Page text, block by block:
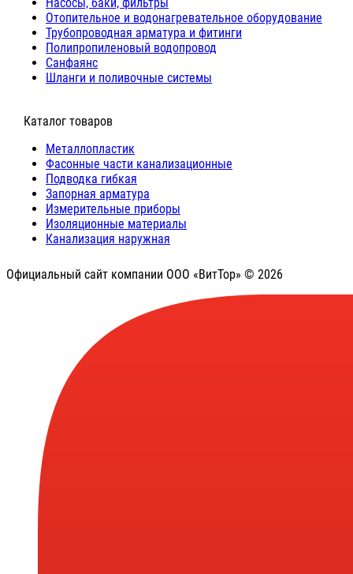
Отопительное и водонагревательное оборудование
Трубопроводная арматура и фитинги
Полипропиленовый водопровод
Санфаянс
Шланги и поливочные системы
⠀Каталог товаров
Металлопластик
Фасонные части канализационные
Подводка гибкая
Запорная арматура
Измерительные приборы
Изоляционные материалы
Канализация наружная
Официальный сайт компании ООО «ВитТор» © 2026